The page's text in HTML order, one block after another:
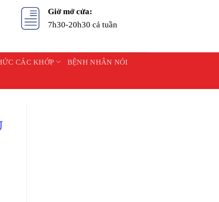
Giờ mở cửa:
7h30-20h30 cả tuần
CÁC KHỚP BỆNH NHÂN NÓI